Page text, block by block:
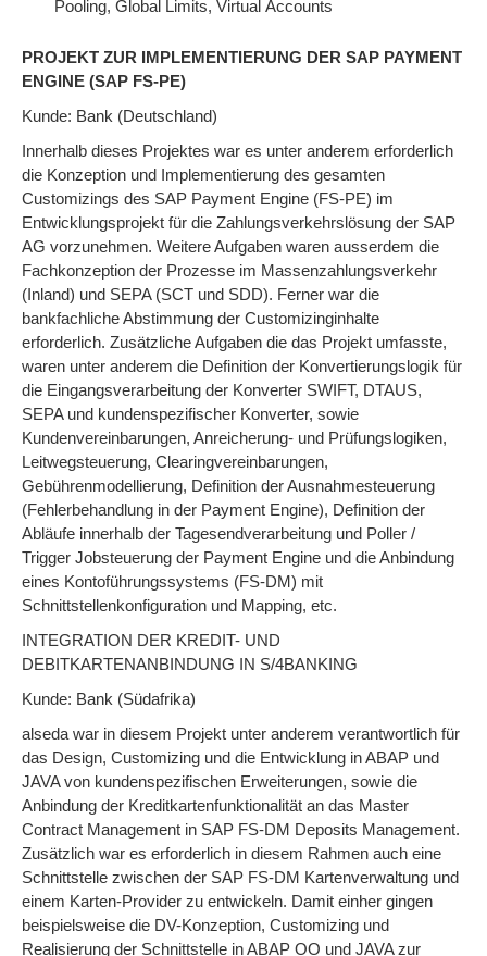
Pooling, Global Limits, Virtual Accounts
PROJEKT ZUR IMPLEMENTIERUNG DER SAP PAYMENT
ENGINE (SAP FS-PE)
Kunde: Bank (Deutschland)
Innerhalb dieses Projektes war es unter anderem erforderlich
die Konzeption und Implementierung des gesamten
Customizings des SAP Payment Engine (FS-PE) im
Entwicklungsprojekt für die Zahlungsverkehrslösung der SAP
AG vorzunehmen. Weitere Aufgaben waren ausserdem die
Fachkonzeption der Prozesse im Massenzahlungsverkehr
(Inland) und SEPA (SCT und SDD). Ferner war die
bankfachliche Abstimmung der Customizinginhalte
erforderlich. Zusätzliche Aufgaben die das Projekt umfasste,
waren unter anderem die Definition der Konvertierungslogik für
die Eingangsverarbeitung der Konverter SWIFT, DTAUS,
SEPA und kundenspezifischer Konverter, sowie
Kundenvereinbarungen, Anreicherung- und Prüfungslogiken,
Leitwegsteuerung, Clearingvereinbarungen,
Gebührenmodellierung, Definition der Ausnahmesteuerung
(Fehlerbehandlung in der Payment Engine), Definition der
Abläufe innerhalb der Tagesendverarbeitung und Poller /
Trigger Jobsteuerung der Payment Engine und die Anbindung
eines Kontoführungssystems (FS-DM) mit
Schnittstellenkonfiguration und Mapping, etc.
INTEGRATION DER KREDIT- UND
DEBITKARTENANBINDUNG IN S/4BANKING
Kunde: Bank (Südafrika)
alseda war in diesem Projekt unter anderem verantwortlich für
das Design, Customizing und die Entwicklung in ABAP und
JAVA von kundenspezifischen Erweiterungen, sowie die
Anbindung der Kreditkartenfunktionalität an das Master
Contract Management in SAP FS-DM Deposits Management.
Zusätzlich war es erforderlich in diesem Rahmen auch eine
Schnittstelle zwischen der SAP FS-DM Kartenverwaltung und
einem Karten-Provider zu entwickeln. Damit einher gingen
beispielsweise die DV-Konzeption, Customizing und
Realisierung der Schnittstelle in ABAP OO und JAVA zur